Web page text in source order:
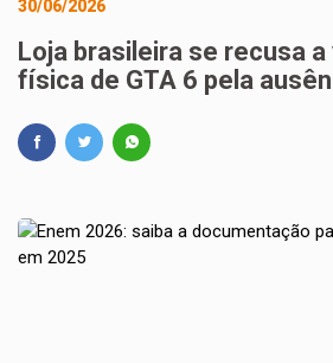
30/06/2026
Loja brasileira se recusa
física de GTA 6 pela